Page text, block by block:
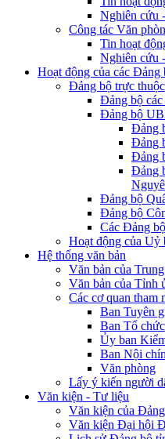
Nghiên cứu
Công tác Văn
Tin hoạt
Nghiên cứu
Hoạt động của các Đảng
Đảng bộ trực thuộc
Đảng bộ
Đảng bộ
Đảng
Đảng
Đảng
Đảng
Đảng bộ
Đảng bộ
Các Đảng
Hoạt động của
Hệ thống văn bản
Văn bản của
Văn bản của Tỉnh
Các cơ quan tham
Ban Tuyên
Ban Tổ chức
Ủy ban
Ban Nội
Văn phòng
Lấy ý kiến người
Văn kiện - Tư liệu
Văn kiện của Đảng
Văn kiện Đại hội